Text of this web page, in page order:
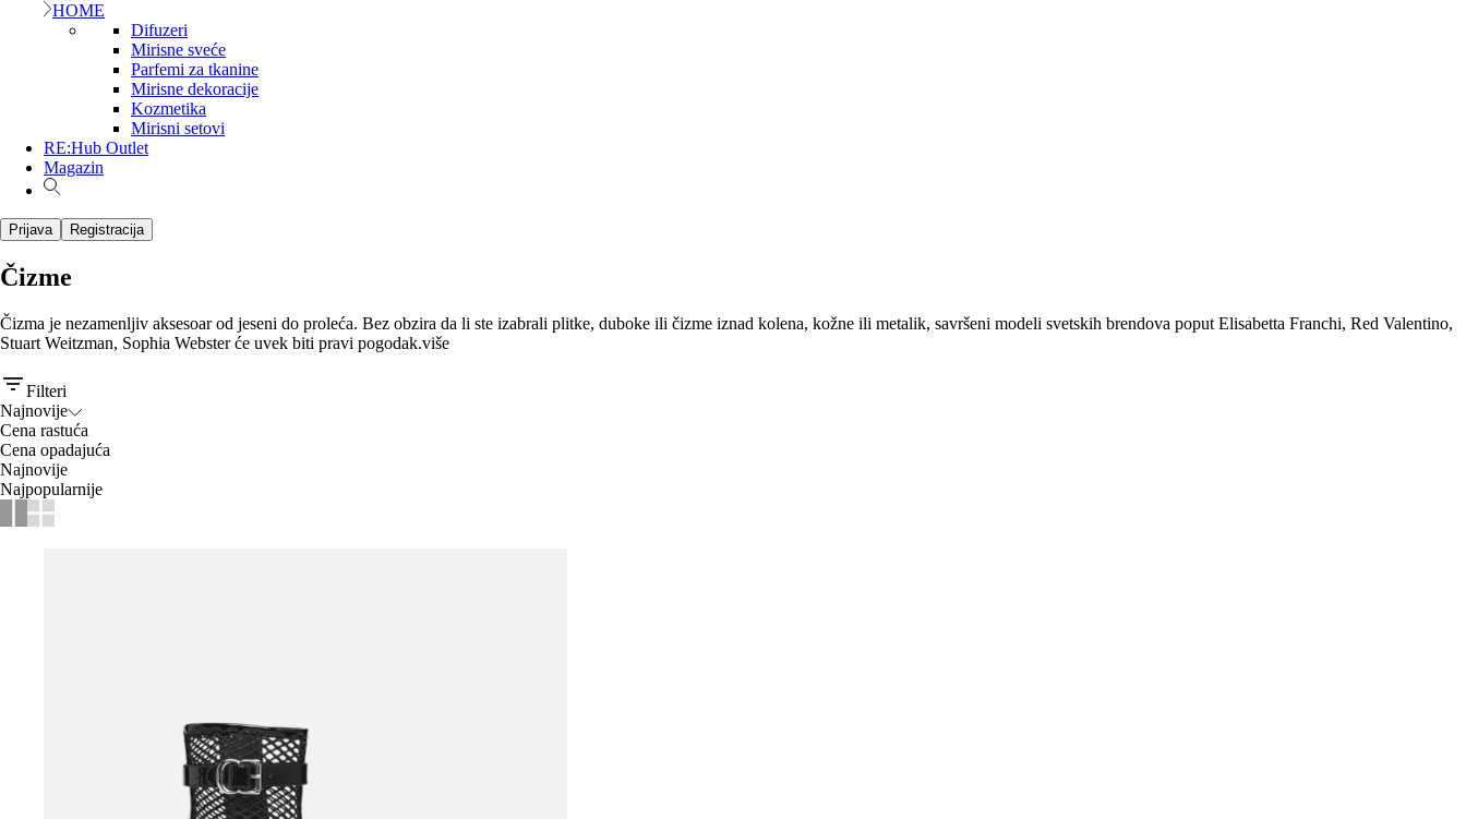
HOME
Difuzeri
Mirisne sveće
Parfemi za tkanine
Mirisne dekoracije
Kozmetika
Mirisni setovi
RE:Hub Outlet
Magazin
Prijava Registracija
Čizme
Čizma je nezamenljiv aksesoar od jeseni do proleća. Bez obzira da li ste izabrali plitke, duboke ili čizme iznad kolena, kožne ili metalik, savršeni modeli svetskih brendova poput Elisabetta Franchi, Red Valentino,
Stuart Weitzman, Sophia Webster će uvek biti pravi pogodak.više
Filteri
Najnovije
Cena rastuća
Cena opadajuća
Najnovije
Najpopularnije